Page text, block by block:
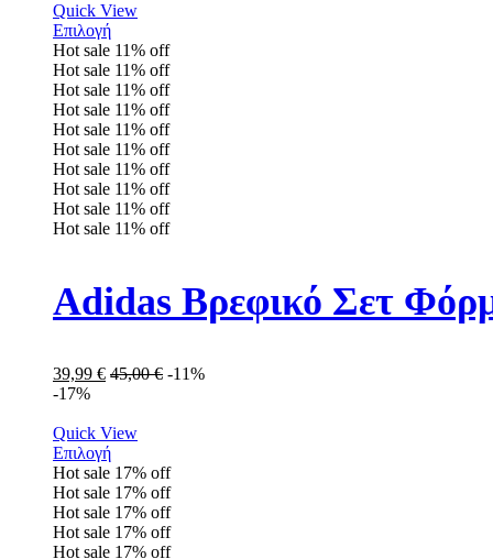
Quick View
Επιλογή
Hot sale 11% off
Hot sale 11% off
Hot sale 11% off
Hot sale 11% off
Hot sale 11% off
Hot sale 11% off
Hot sale 11% off
Hot sale 11% off
Hot sale 11% off
Hot sale 11% off
Adidas Βρεφικό Σετ
39,99 € 45,00€ -11%
-17%
Quick View
Επιλογή
Hot sale 17% off
Hot sale 17% off
Hot sale 17% off
Hot sale 17% off
Hot sale 17% off